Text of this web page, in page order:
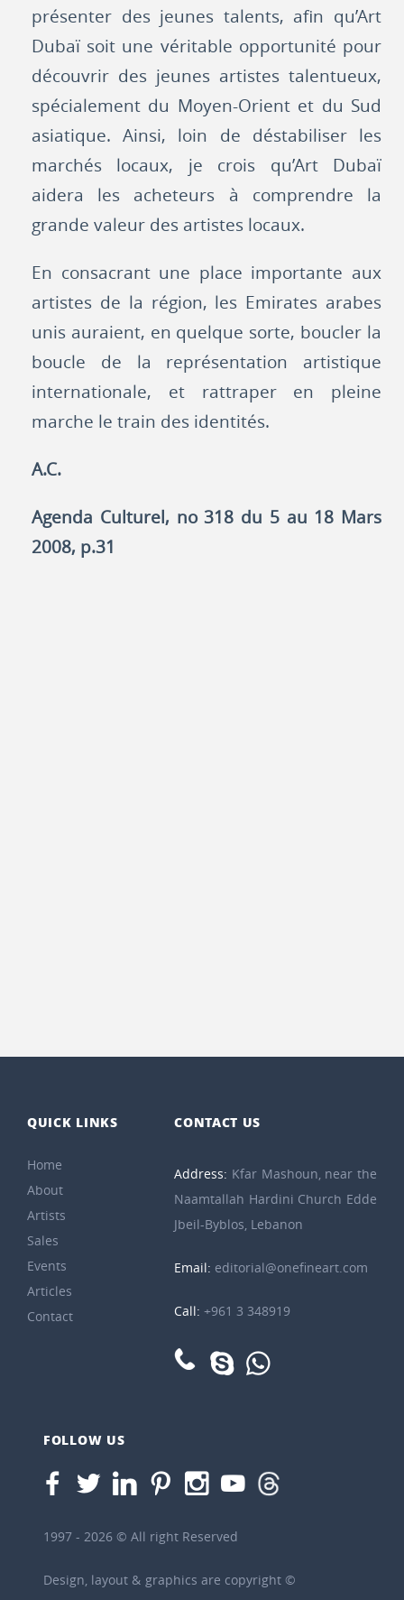
présenter des jeunes talents, afin qu’Art
Dubaï soit une véritable opportunité pour
découvrir des jeunes artistes talentueux,
spécialement du Moyen-Orient et du Sud
asiatique. Ainsi, loin de déstabiliser les
marchés locaux, je crois qu’Art Dubaï
aidera les acheteurs à comprendre la
grande valeur des artistes locaux.
En consacrant une place importante aux
artistes de la région, les Emirates arabes
unis auraient, en quelque sorte, boucler la
boucle de la représentation artistique
internationale, et rattraper en pleine
marche le train des identités.
A.C.
Agenda Culturel, no 318 du 5 au 18 Mars
2008, p.31
QUICK LINKS
Home
About
Artists
Sales
Events
Articles
Contact
CONTACT US
Address: Kfar Mashoun, near the
Naamtallah Hardini Church Edde
Jbeil-Byblos, Lebanon
Email: editorial@onefineart.com
Call:+961 3 348919
FOLLOW US
1997 - 2026 © All right Reserved
Design, layout & graphics are copyright ©